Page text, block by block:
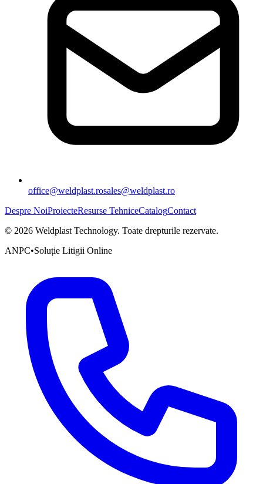
office@weldplast.rosales@weldplast.ro
Despre NoiProiecteResurse TehniceCatalogContact
© 2026 Weldplast Technology. Toate drepturile rezervate.
ANPC•Soluție Litigii Online